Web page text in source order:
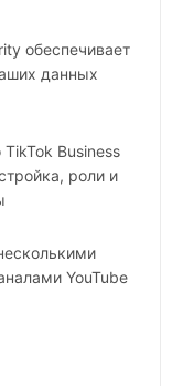
обеспечивает
данных
Business
роли и
YouTube